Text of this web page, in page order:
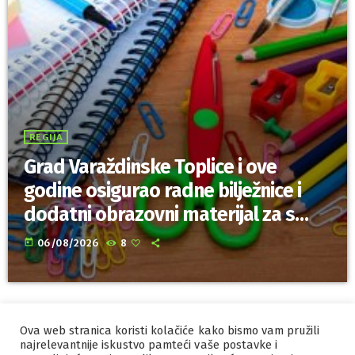
REGIJA
Grad Varaždinske Toplice i ove
godine osigurao radne bilježnice i
dodatni obrazovni materijal za sve
osnovnoškolce
today 06/08/2026 8
IZRADA I HOSTINGORBIS
Ova web stranica koristi kolačiće kako bismo vam pružili
najrelevantnije iskustvo pamteći vaše postavke i